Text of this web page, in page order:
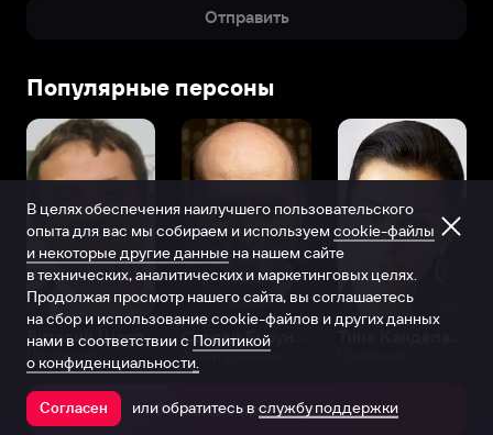
Отправить
Популярные персоны
Виталий Шляппо
Продюсер Актёр дубляжа
Открыть в приложении
В целях обеспечения наилучшего пользовательского
опыта для вас мы собираем и используем cookie-файлы
и некоторые другие данные на нашем сайте
в технических, аналитических и маркетинговых целях.
Продолжая просмотр нашего сайта, вы соглашаетесь
на сбор и использование cookie-файлов и других данных
нами в соответствии с Политикой
о конфиденциальности.
Согласен или обратитесь в службу поддержки